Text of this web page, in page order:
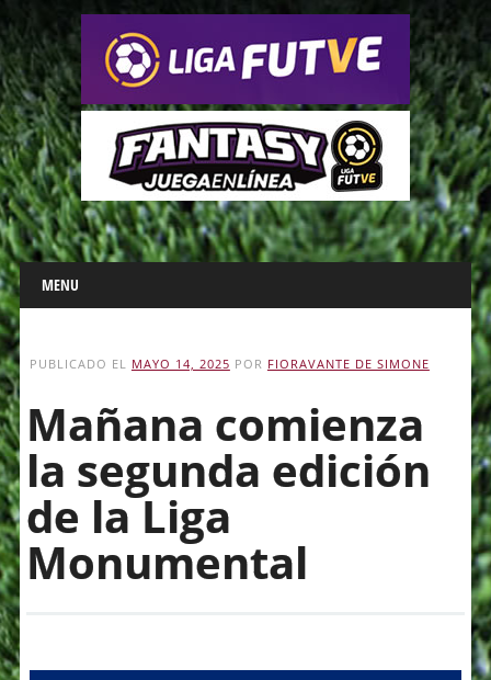
Main menu
Skip
to
content
MENU
PUBLICADO EL MAYO 14, 2025 POR FIORAVANTE DE SIMONE
Mañana comienza
la segunda edición
de la Liga
Monumental